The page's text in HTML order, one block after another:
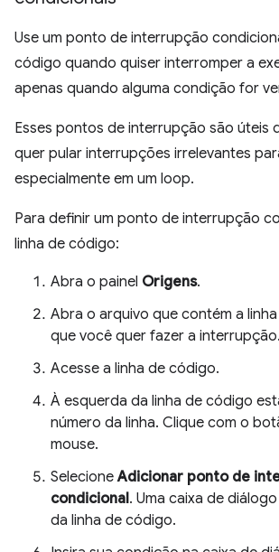
Use um ponto de interrupção
código quando quiser interromper a
apenas quando alguma condição for
Esses pontos de interrupção são úteis
quer pular interrupções irrelevantes
especialmente em um loop.
Para definir um ponto de interrupção
linha de código:
Abra o painel Origens.
Abra o arquivo que contém a
que você quer fazer a interrupção.
Acesse a linha de código.
À esquerda da linha de código
número da linha. Clique com o
mouse.
SelecioneAdicionar ponto de
condicional. Uma caixa de
da linha de código.